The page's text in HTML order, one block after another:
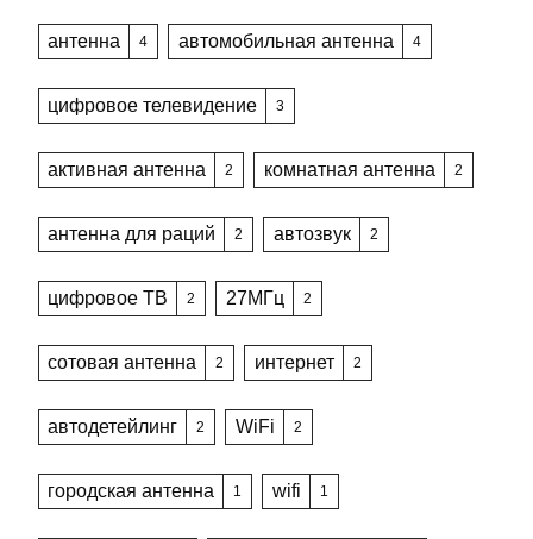
антенна 4 автомобильная антенна 4
цифровое телевидение 3
активная антенна 2 комнатная антенна 2
антенна для раций 2 автозвук 2
цифровое ТВ 2 27МГц 2
сотовая антенна 2 интернет 2
автодетейлинг 2 WiFi 2
городская антенна 1 wifi 1